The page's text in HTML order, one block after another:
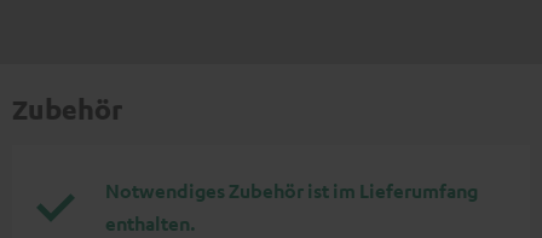
Zubehör
Notwendiges Zubehör ist im Lieferumfang
enthalten.